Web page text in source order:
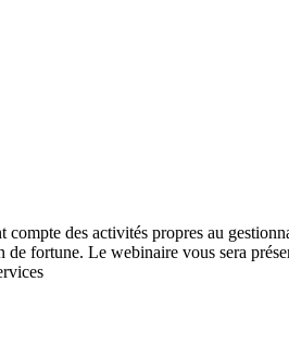
des activités propres au
fortune. Le webinaire vous sera